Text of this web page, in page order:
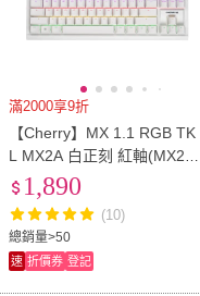
滿2000享9折
【Cherry】MX 1.1 RGB TK
L MX2A 白正刻 紅軸(MX2A/
懸浮式/無鋼板/遊戲/電競)
總銷量>50
1,890
(10)
速 折價券 登記